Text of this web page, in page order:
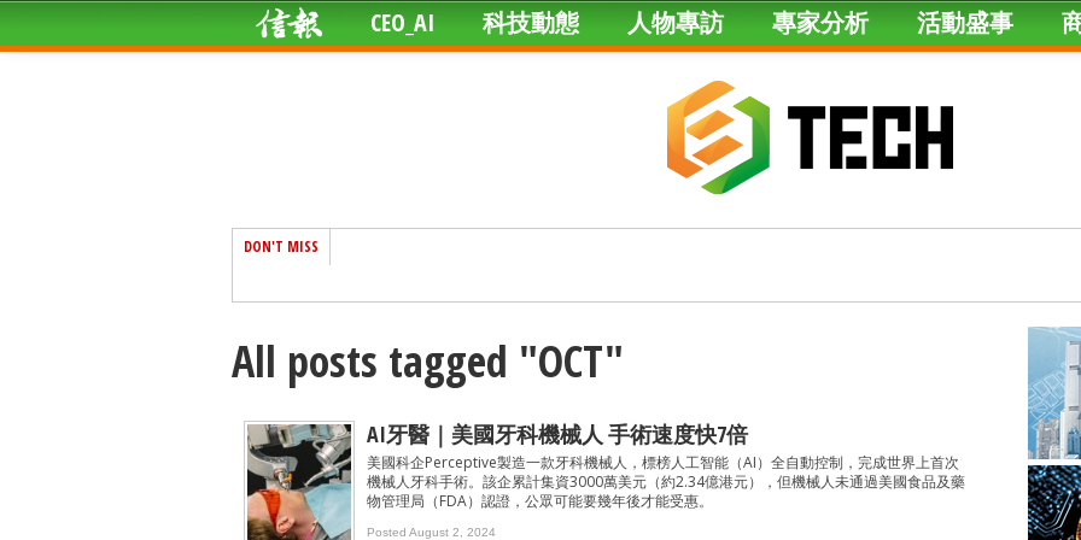
CEO_AI 科技動態 人物專訪 專家分析 活動盛事
DON'T MISS
All posts tagged "OCT"
AI牙醫｜美國牙科機械人 手術速度快7倍
美國科企Perceptive製造一款牙科機械人，標榜人工智能（AI）全自動控制，完成世界上首次
機械人牙科手術。該企累計集資3000萬美元（約2.34億港元），但機械人未通過美國食品及藥
物管理局（FDA）認證，公眾可能要幾年後才能受惠。
Posted August 2, 2024